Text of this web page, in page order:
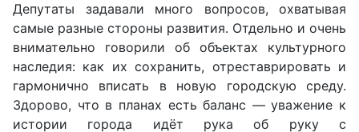
Депутаты задавали много вопросов, охватывая
самые разные стороны развития. Отдельно и очень
внимательно говорили об объектах культурного
наследия: как их сохранить, отреставрировать и
гармонично вписать в новую городскую среду.
Здорово, что в планах есть баланс — уважение к
истории города идёт рука об руку с